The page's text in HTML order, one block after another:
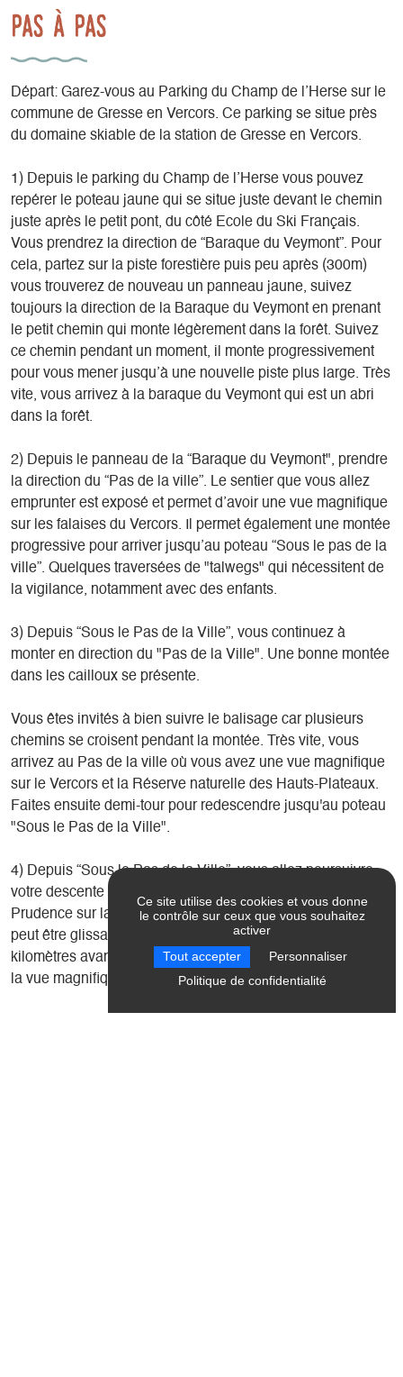
Pas à pas
Départ: Garez-vous au Parking du Champ de l’Herse sur le
commune de Gresse en Vercors. Ce parking se situe près
du domaine skiable de la station de Gresse en Vercors.
1) Depuis le parking du Champ de l’Herse vous pouvez
repérer le poteau jaune qui se situe juste devant le chemin
juste après le petit pont, du côté Ecole du Ski Français.
Vous prendrez la direction de “Baraque du Veymont”. Pour
cela, partez sur la piste forestière puis peu après (300m)
vous trouverez de nouveau un panneau jaune, suivez
toujours la direction de la Baraque du Veymont en prenant
le petit chemin qui monte légèrement dans la forêt. Suivez
ce chemin pendant un moment, il monte progressivement
pour vous mener jusqu’à une nouvelle piste plus large. Très
vite, vous arrivez à la baraque du Veymont qui est un abri
dans la forêt.
2) Depuis le panneau de la “Baraque du Veymont", prendre
la direction du “Pas de la ville”. Le sentier que vous allez
emprunter est exposé et permet d’avoir une vue magnifique
sur les falaises du Vercors. Il permet également une montée
progressive pour arriver jusqu’au poteau “Sous le pas de la
ville”. Quelques traversées de "talwegs" qui nécessitent de
la vigilance, notamment avec des enfants.
3) Depuis “Sous le Pas de la Ville”, vous continuez à
monter en direction du "Pas de la Ville". Une bonne montée
dans les cailloux se présente.
Vous êtes invités à bien suivre le balisage car plusieurs
chemins se croisent pendant la montée. Très vite, vous
arrivez au Pas de la ville où vous avez une vue magnifique
sur le Vercors et la Réserve naturelle des Hauts-Plateaux.
Faites ensuite demi-tour pour redescendre jusqu'au poteau
"Sous le Pas de la Ville".
4) Depuis “Sous le Pas de la Ville”, vous allez poursuivre
votre descente en direction de "Champ de l’Herse".
Prudence sur la descente car le chemin est en cailloux et il
peut être glissant. La descente se poursuit sur à peu près 2
kilomètres avant de retrouver votre voiture et de profiter de
la vue magnifique sur la Grand Veymont.
Ce site utilise des cookies et vous donne
le contrôle sur ceux que vous souhaitez
activer
Tout accepter Personnaliser
Politique de confidentialité